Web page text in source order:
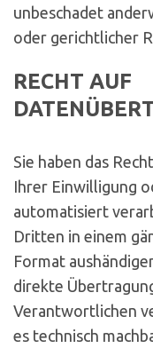
unbeschadet
oder gerichtlicher
RECHT AUF
Sie haben das
Ihrer Einwilligung
automatisiert
Dritten in einem
Format
direkte
Verantwortlichen
es technisch